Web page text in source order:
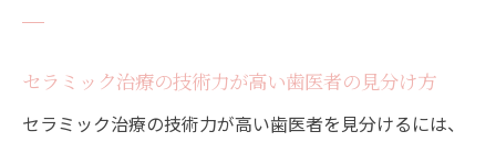
治療実績が豊富な歯医者を見極めるポイン
ト
セラミック治療の技術力が高い歯医者の見分け方
セラミック治療の技術力が高い歯医者を見分けるには、